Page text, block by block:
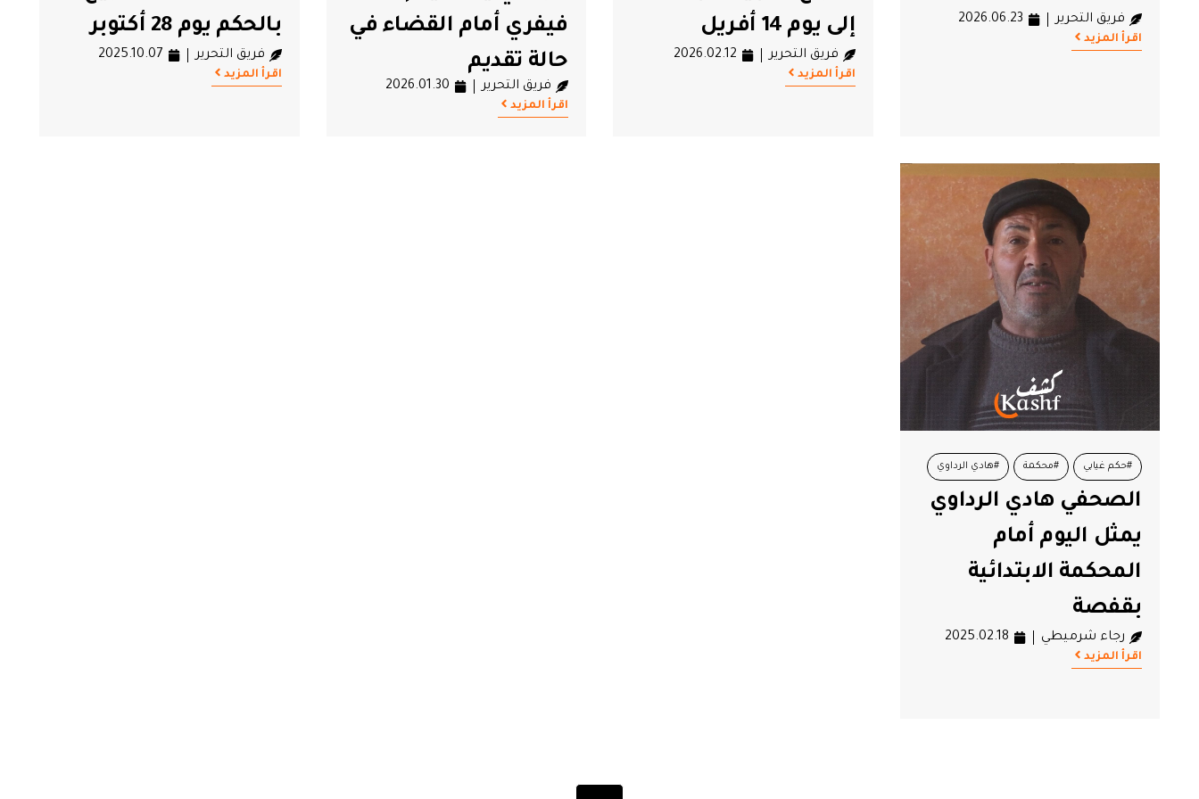
فريق التحرير 2026.06.23
اقرأ المزيد
إلى يوم 14 أفريل
فريق التحرير 2026.02.12
اقرأ المزيد
فيفري أمام القضاء في
حالة تقديم
فريق التحرير 2026.01.30
اقرأ المزيد
بالحكم يوم 28 أكتوبر
فريق التحرير 2025.10.07
اقرأ المزيد
#حكم غيابي #محكمة #هادي الرداوي
الصحفي هادي الرداوي
يمثل اليوم أمام
المحكمة الابتدائية
بقفصة
رجاء شرميطي 2025.02.18
اقرأ المزيد